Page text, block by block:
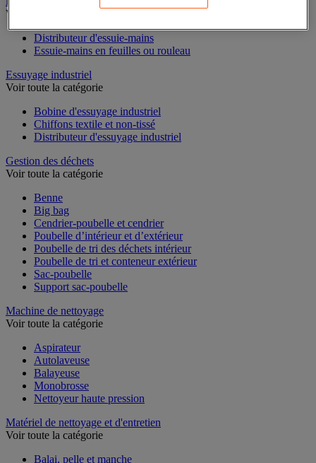
Essuie-mains et distributeur d’essuie-mains
Distributeur d'essuie-mains
Essuyage industriel
Bobine d'essuyage industriel
Chiffons textile et non-tissé
Gestion des déchets
Benne
Big bag
Cendrier-poubelle et cendrier
Poubelle d’intérieur et d’extérieur
Poubelle de tri des déchets intérieur
Poubelle de tri et conteneur extérieur
Sac-poubelle
Machine de nettoyage
Aspirateur
Autolaveuse
Balayeuse
Monobrosse
Matériel de nettoyage et d'entretien